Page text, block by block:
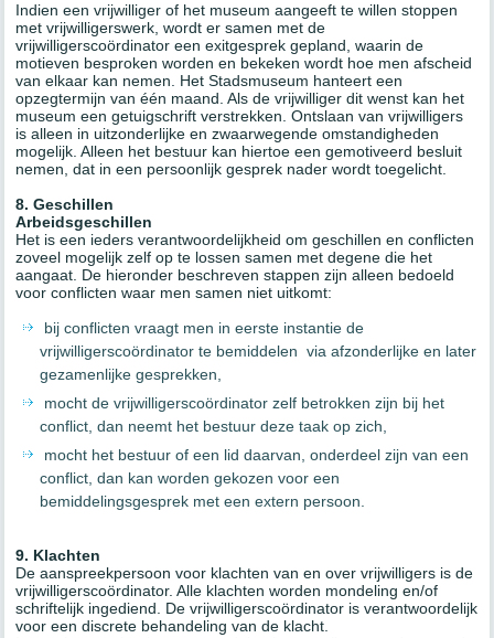
Indien een vrijwilliger of het museum aangeeft te willen stoppen
met vrijwilligerswerk, wordt er samen met de
vrijwilligerscoördinator een exitgesprek gepland, waarin de
motieven besproken worden en bekeken wordt hoe men afscheid
van elkaar kan nemen. Het Stadsmuseum hanteert een
opzegtermijn van één maand. Als de vrijwilliger dit wenst kan het
museum een getuigschrift verstrekken. Ontslaan van vrijwilligers
is alleen in uitzonderlijke en zwaarwegende omstandigheden
mogelijk. Alleen het bestuur kan hiertoe een gemotiveerd besluit
nemen, dat in een persoonlijk gesprek nader wordt toegelicht.
8. Geschillen
Arbeidsgeschillen
Het is een ieders verantwoordelijkheid om geschillen en conflicten
zoveel mogelijk zelf op te lossen samen met degene die het
aangaat. De hieronder beschreven stappen zijn alleen bedoeld
voor conflicten waar men samen niet uitkomt:
bij conflicten vraagt men in eerste instantie de
vrijwilligerscoördinator te bemiddelen via afzonderlijke en later
gezamenlijke gesprekken,
mocht de vrijwilligerscoördinator zelf betrokken zijn bij het
conflict, dan neemt het bestuur deze taak op zich,
mocht het bestuur of een lid daarvan, onderdeel zijn van een
conflict, dan kan worden gekozen voor een
bemiddelingsgesprek met een extern persoon.
9. Klachten
De aanspreekpersoon voor klachten van en over vrijwilligers is de
vrijwilligerscoördinator. Alle klachten worden mondeling en/of
schriftelijk ingediend. De vrijwilligerscoördinator is verantwoordelijk
voor een discrete behandeling van de klacht.